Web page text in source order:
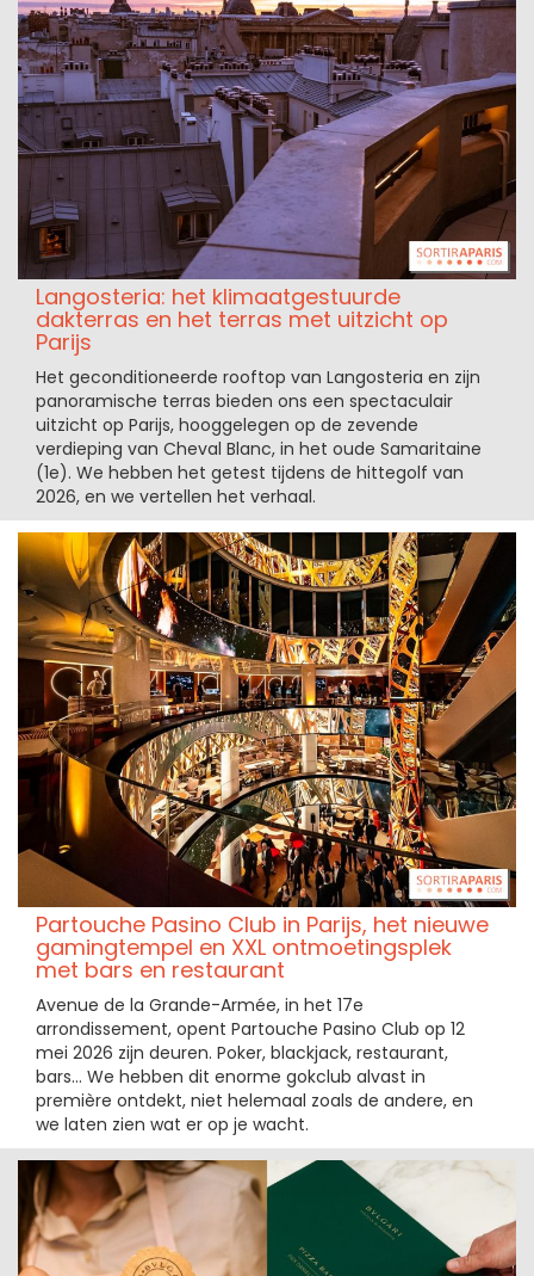
Langosteria: het klimaatgestuurde
dakterras en het terras met uitzicht op
Parijs
Het geconditioneerde rooftop van Langosteria en zijn
panoramische terras bieden ons een spectaculair
uitzicht op Parijs, hooggelegen op de zevende
verdieping van Cheval Blanc, in het oude Samaritaine
(1e). We hebben het getest tijdens de hittegolf van
2026, en we vertellen het verhaal.
Partouche Pasino Club in Parijs, het nieuwe
gamingtempel en XXL ontmoetingsplek
met bars en restaurant
Avenue de la Grande-Armée, in het 17e
arrondissement, opent Partouche Pasino Club op 12
mei 2026 zijn deuren. Poker, blackjack, restaurant,
bars... We hebben dit enorme gokclub alvast in
première ontdekt, niet helemaal zoals de andere, en
we laten zien wat er op je wacht.